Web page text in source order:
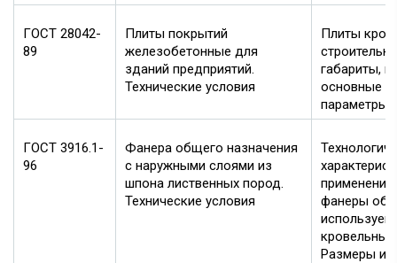
ГОСТ 28042-
89
Плиты покрытий
железобетонные для
зданий предприятий.
Технические условия
Плиты
габариты,
основные
параметры.
ГОСТ 3916.1-
96
Фанера общего назначения
с наружными слоями из
шпона лиственных пород.
Технические условия
фанеры
Размеры